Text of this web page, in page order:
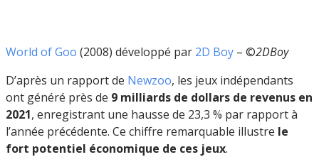
World of Goo (2008) développé par 2D Boy – ©2DBoy
D’après un rapport de Newzoo, les jeux indépendants
ont généré près de 9 milliards de dollars de revenus en
2021, enregistrant une hausse de 23,3 % par rapport à
l’année précédente. Ce chiffre remarquable illustre le
fort potentiel économique de ces jeux.